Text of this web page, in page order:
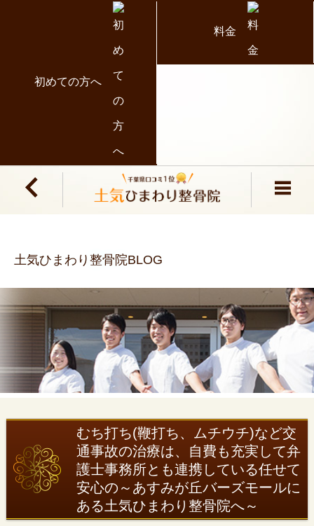
初めての方へ
料金
土気ひまわり整骨院BLOG
むち打ち(鞭打ち、ムチウチ)など交
通事故の治療は、自費も充実して弁
護士事務所とも連携している任せて
安心の～あすみが丘バーズモールに
ある土気ひまわり整骨院へ～